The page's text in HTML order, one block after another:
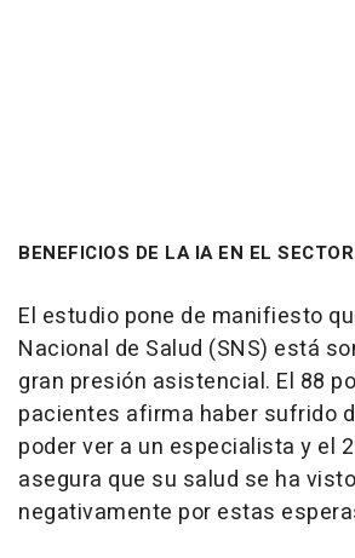
BENEFICIOS DE LA IA EN EL
El estudio pone de manifiesto
Nacional de Salud (SNS) está
gran presión asistencial. El 88
pacientes afirma haber sufrido
poder ver a un especialista y el
asegura que su salud se ha
negativamente por estas